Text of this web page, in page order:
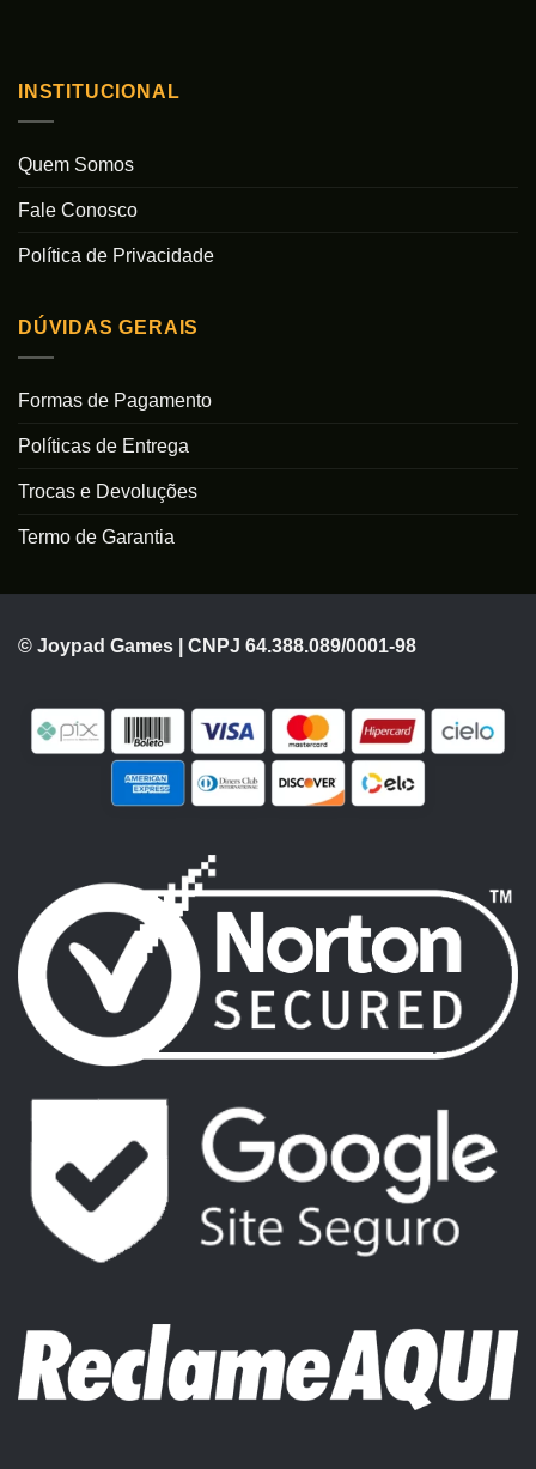
INSTITUCIONAL
Quem Somos
Fale Conosco
Política de Privacidade
DÚVIDAS GERAIS
Formas de Pagamento
Políticas de Entrega
Trocas e Devoluções
Termo de Garantia
© Joypad Games | CNPJ 64.388.089/0001-98